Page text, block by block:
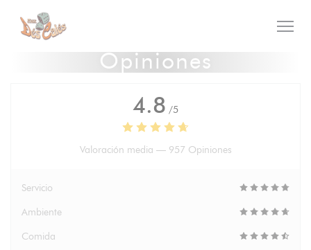
Personalización de sus opciones de cookies
Opiniones
4.8 /5
Valoración media — 957 Opiniones
Servicio
Ambiente
Comida